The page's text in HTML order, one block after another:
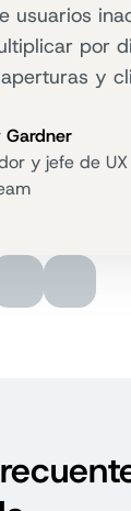
usuarios
por
y
y jefe de